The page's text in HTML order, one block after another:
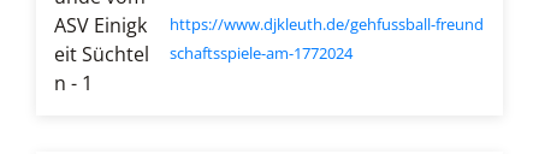
https://www.djkleuth.de/gehfussball-freund
schaftsspiele-am-1772024